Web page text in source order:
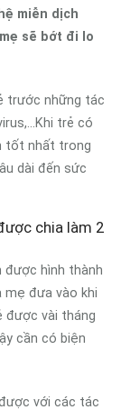
miễn dịch
sẽ bớt đi lo
trước những tác
trẻ có
tốt nhất trong
dài đến sức
chia làm 2
được hình thành
mẹ đưa vào khi
được vài tháng
cần có biện
với các tác